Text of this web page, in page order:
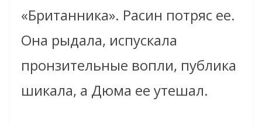
«Британника». Расин потряс ее.
Она рыдала, испускала
пронзительные вопли, публика
шикала, а Дюма ее утешал.